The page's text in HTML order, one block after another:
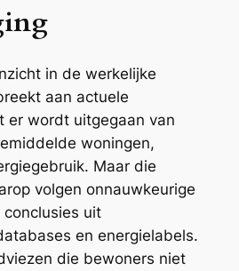
in de werkelijke
aan actuele
er wordt uitgegaan van
woningen,
Maar die
volgen onnauwkeurige
uit
en energielabels.
die bewoners niet